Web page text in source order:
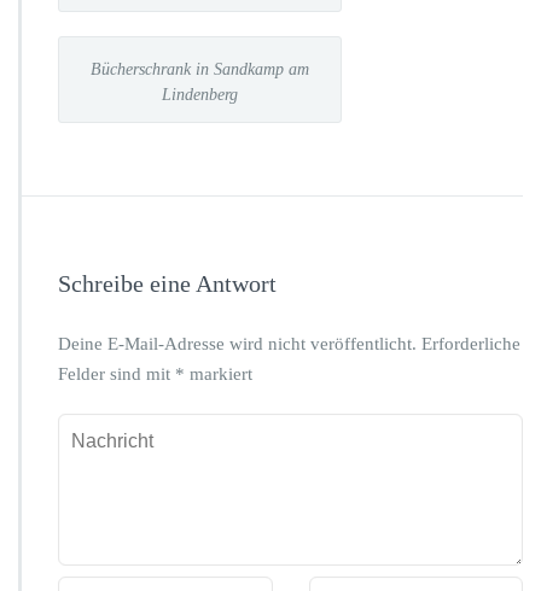
Bücherschrank in Sandkamp am
Lindenberg
Schreibe eine Antwort
Deine E-Mail-Adresse wird nicht veröffentlicht. Erforderliche
Felder sind mit * markiert